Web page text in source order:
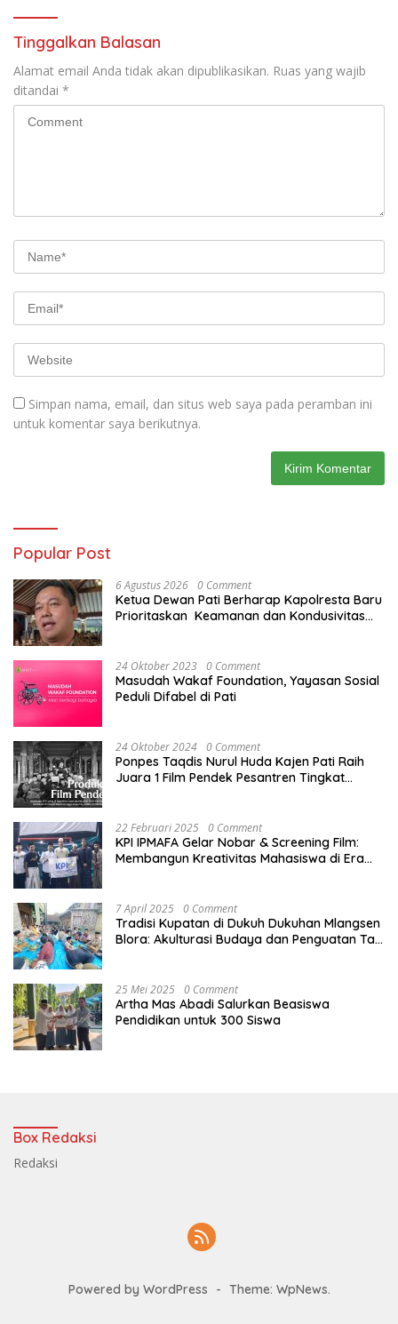
Tinggalkan Balasan
Alamat email Anda tidak akan dipublikasikan. Ruas yang wajib
ditandai *
Simpan nama, email, dan situs web saya pada peramban ini
untuk komentar saya berikutnya.
Popular Post
6 Agustus 2026 0 Comment
Ketua Dewan Pati Berharap Kapolresta Baru
Prioritaskan Keamanan dan Kondusivitas
24 Oktober 2023 0 Comment
Masudah Wakaf Foundation, Yayasan Sosial
Peduli Difabel di Pati
24 Oktober 2024 0 Comment
Ponpes Taqdis Nurul Huda Kajen Pati Raih
Juara 1 Film Pendek Pesantren Tingkat
22 Februari 2025 0 Comment
KPI IPMAFA Gelar Nobar & Screening Film:
Membangun Kreativitas Mahasiswa di Era
7 April 2025 0 Comment
Tradisi Kupatan di Dukuh Dukuhan Mlangsen
Blora: Akulturasi Budaya dan Penguatan Tali
25 Mei 2025 0 Comment
Artha Mas Abadi Salurkan Beasiswa
Pendidikan untuk 300 Siswa
Box Redaksi
Redaksi
Powered by WordPress - Theme: WpNews.